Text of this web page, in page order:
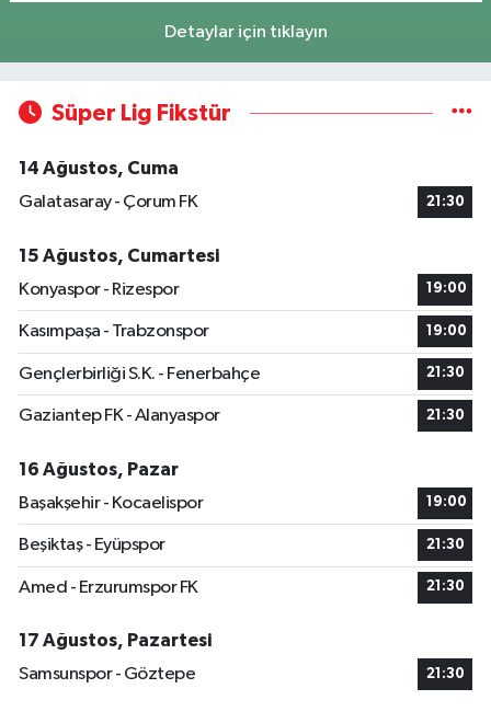
Detaylar için tıklayın
Süper Lig Fikstür
14 Ağustos, Cuma
Galatasaray - Çorum FK
21:30
15 Ağustos, Cumartesi
Konyaspor - Rizespor
19:00
Kasımpaşa - Trabzonspor 19:00
Gençlerbirliği S.K. - Fenerbahçe 21:30
Gaziantep FK - Alanyaspor 21:30
16 Ağustos, Pazar
Başakşehir - Kocaelispor
19:00
Beşiktaş - Eyüpspor 21:30
Amed - Erzurumspor FK 21:30
17 Ağustos, Pazartesi
Samsunspor - Göztepe
21:30